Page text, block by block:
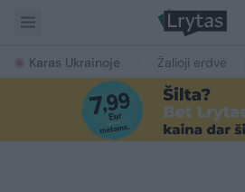
Karas Ukrainoje Žalioji erdvė